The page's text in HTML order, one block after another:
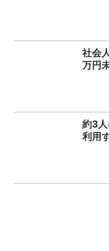
社会
万円
約3
利用